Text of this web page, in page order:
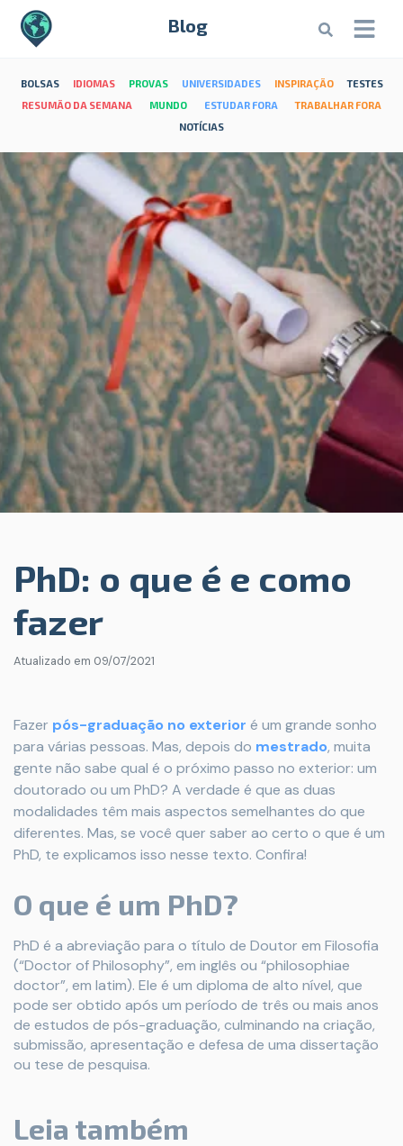
Blog
BOLSAS IDIOMAS PROVAS UNIVERSIDADES INSPIRAÇÃO
TESTES
RESUMÃO DA SEMANA
MUNDO ESTUDAR FORA
TRABALHAR FORA
NOTÍCIAS
PhD: o que é e como
fazer
Atualizado em 09/07/2021
Fazer pós-graduação no exterior é um grande sonho
para várias pessoas. Mas, depois do mestrado, muita
gente não sabe qual é o próximo passo no exterior: um
doutorado ou um PhD? A verdade é que as duas
modalidades têm mais aspectos semelhantes do que
diferentes. Mas, se você quer saber ao certo o que é um
PhD, te explicamos isso nesse texto. Confira!
O que é um PhD?
PhD é a abreviação para o título de Doutor em Filosofia
(“Doctor of Philosophy”, em inglês ou “philosophiae
doctor”, em latim). Ele é um diploma de alto nível, que
pode ser obtido após um período de três ou mais anos
de estudos de pós-graduação, culminando na criação,
submissão, apresentação e defesa de uma dissertação
ou tese de pesquisa.
Leia também